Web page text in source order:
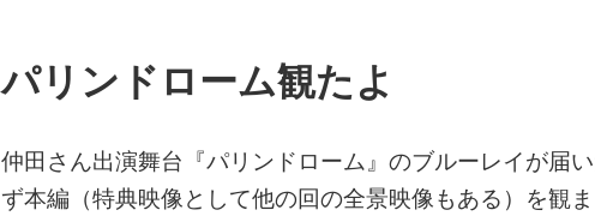
パリンドローム観たよ
仲田さん出演舞台『パリンドローム』のブルーレイが届
ず本編（特典映像として他の回の全景映像もある）を観ま